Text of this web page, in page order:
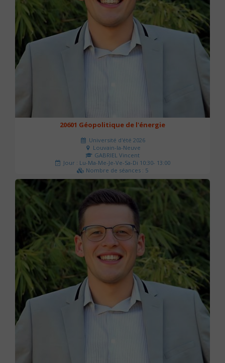
20601 Géopolitique de l'énergie
Université d'été 2026
Louvain-la-Neuve
GABRIEL Vincent
Jour : Lu-Ma-Me-Je-Ve-Sa-Di 10:30- 13:00
Nombre de séances : 5
120 €